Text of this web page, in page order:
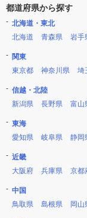
都道府県から探す
北海道・東北
北海道
青森県 岩手
関東
東京都
神奈川県 埼
信越・北陸
新潟県
長野県 富山
東海
愛知県
岐阜県 静岡
近畿
大阪府
兵庫県 京都
中国
鳥取県
島根県 岡山